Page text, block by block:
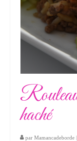
Rouleau
haché
par Mamancadeborde |